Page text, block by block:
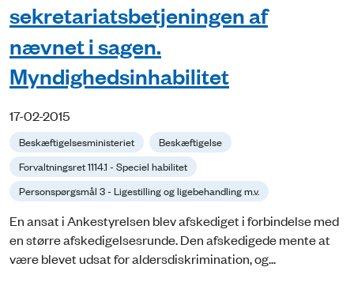
sekretariatsbetjeningen af
nævnet i sagen.
Myndighedsinhabilitet
17-02-2015
Beskæftigelsesministeriet
Beskæftigelse
Forvaltningsret 1114.1 - Speciel habilitet
Personspørgsmål 3 - Ligestilling og ligebehandling m.v.
En ansat i Ankestyrelsen blev afskediget i forbindelse med
en større afskedigelsesrunde. Den afskedigede mente at
være blevet udsat for aldersdiskrimination, og...